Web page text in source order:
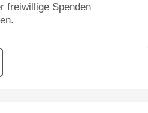
freiwillige Spenden